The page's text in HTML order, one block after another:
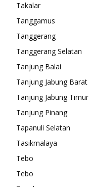
Takalar
Tanggamus
Tanggerang
Tanggerang Selatan
Tanjung Balai
Tanjung Jabung Barat
Tanjung Jabung Timur
Tanjung Pinang
Tapanuli Selatan
Tasikmalaya
Tebo
Tebo